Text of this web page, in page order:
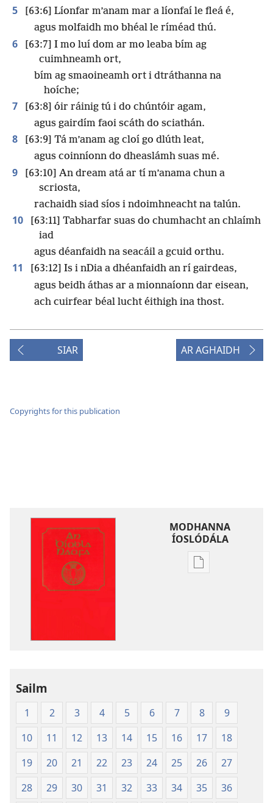
5
[63:6] Líonfar m’anam mar a líonfaí le fleá é,
agus molfaidh mo bhéal le ríméad thú.
6
[63:7] I mo luí dom ar mo leaba bím ag
cuimhneamh ort,
bím ag smaoineamh ort i dtráthanna na
hoíche;
7
[63:8] óir ráinig tú i do chúntóir agam,
agus gairdím faoi scáth do sciathán.
8
[63:9] Tá m’anam ag cloí go dlúth leat,
agus coinníonn do dheaslámh suas mé.
9
[63:10] An dream atá ar tí m’anama chun a
scriosta,
rachaidh siad síos i ndoimhneacht na talún.
10
[63:11] Tabharfar suas do chumhacht an chlaímh
iad
agus déanfaidh na seacáil a gcuid orthu.
11
[63:12] Is i nDia a dhéanfaidh an rí gairdeas,
agus beidh áthas ar a mionnaíonn dar eisean,
ach cuirfear béal lucht éithigh ina thost.
SIAR AR AGHAIDH
Copyrights for this publication
MODHANNA
ÍOSLÓDÁLA
Modhanna
Sailm
1 2 3 4 5 6 7 8
9
10
11 12 13 14 15 16 17
18
19
20 21 22 23 24 25 26
27
28
29 30 31 32 33 34 35
36